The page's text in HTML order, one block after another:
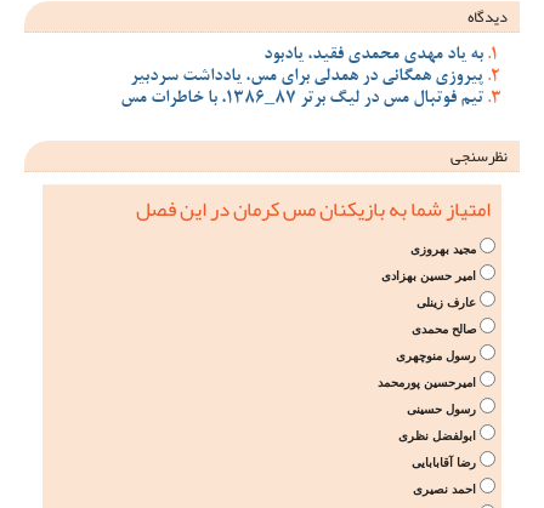
دیدگاه
به یاد مهدی محمدی فقید، یادبود
پیروزی همگانی در همدلی برای مس، یادداشت سردبیر
تیم فوتبال مس در لیگ برتر 87_1386، با خاطرات مس
نظرسنجی
امتیاز شما به بازیکنان مس کرمان در این فصل
مجید بهروزی
امیر حسین بهزادی
عارف زینلی
صالح محمدی
رسول منوچهری
امیرحسین پورمحمد
رسول حسینی
ابولفضل نظری
رضا آقابابایی
احمد نصیری